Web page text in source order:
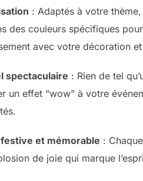
: Adaptés à votre
des couleurs spécifiques
avec votre décoration
spectaculaire : Rien de tel
un effet “wow” à votre
et mémorable :
de joie qui marque